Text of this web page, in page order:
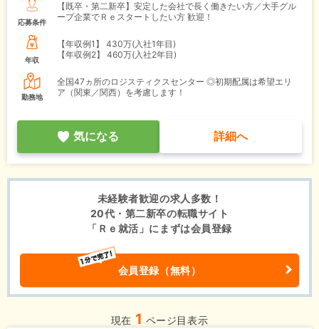
応募条件
【既卒・第二新卒】安定した会社で長く働きたい方／大手グル
ープ企業でＲｅスタートしたい方 歓迎！
年収
【年収例1】
430万(入社1年目)
【年収例2】
460万(入社2年目)
勤務地
全国47ヵ所のロジスティクスセンター ◎初期配属は希望エリ
ア（関東／関西）を考慮します！
気になる 詳細へ
未経験者歓迎の求人多数！
20代・第二新卒の転職サイト
「Ｒｅ就活」にまずは会員登録
会員登録（無料）
現在 1 ページ目表示